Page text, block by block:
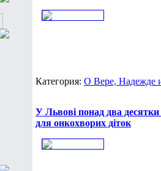
Категория: О Вере, Надежде
У Львові понад два десятки
для онкохворих діток